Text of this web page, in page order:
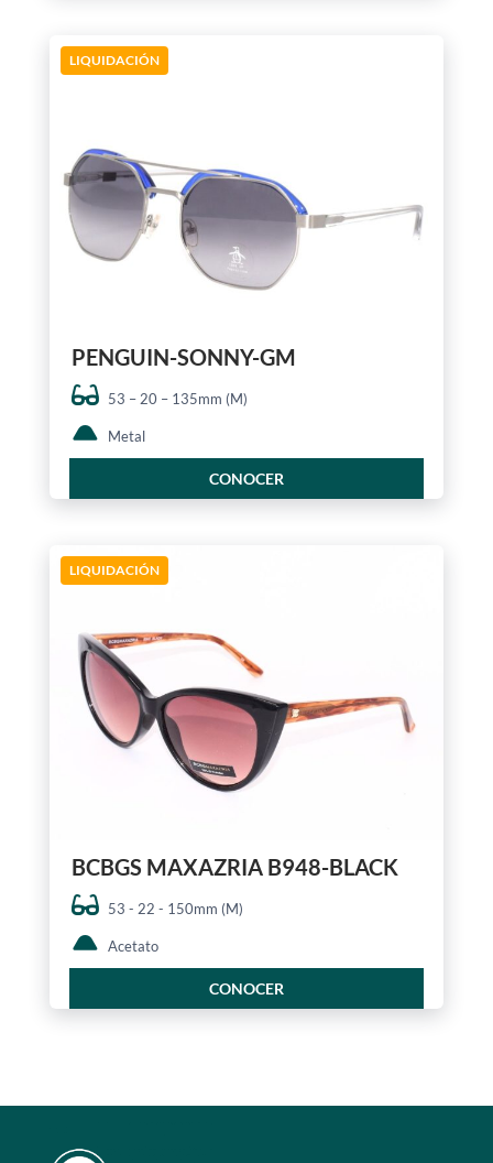
LIQUIDACIÓN
PENGUIN-SONNY-GM
53 – 20 – 135mm (M)
Metal
CONOCER
LIQUIDACIÓN
BCBGS MAXAZRIA B948-BLACK
53 - 22 - 150mm (M)
Acetato
CONOCER